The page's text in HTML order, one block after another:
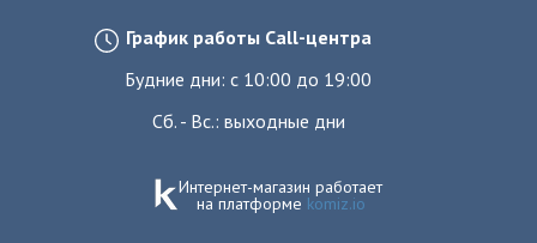
График работы Call-центра
Будние дни: с 10:00 до 19:00
Сб. - Вс.: выходные дни
Интернет-магазин работает
на платформе komiz.io